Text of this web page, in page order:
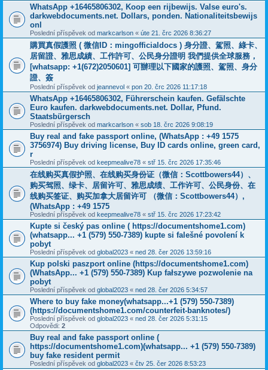
WhatsApp +16465806302, Koop een rijbewijs. Valse euro's.
darkwebdocuments.net. Dollars, ponden. Nationaliteitsbewijs
onl
Poslední příspěvek od markcarlson « úte 21. črc 2026 8:36:27
購買真假護照 ( 微信ID：mingofficialdocs ) 身分證、駕照、綠卡、
居留證、雅思成績、工作許可、公民身分證明 我們提供全球服務，
[whatsapp: +1(672)2050601] 可辦理以下國家的護照、駕照、身分
證、簽
Poslední příspěvek od jeannevol « pon 20. črc 2026 11:17:18
WhatsApp +16465806302, Führerschein kaufen. Gefälschte
Euro kaufen. darkwebdocuments.net. Dollar, Pfund.
Staatsbürgersch
Poslední příspěvek od markcarlson « sob 18. črc 2026 9:08:19
Buy real and fake passport online, (WhatsApp : +49 1575
3756974) Buy driving license, Buy ID cards online, green card,
r
Poslední příspěvek od keepmealive78 « stř 15. črc 2026 17:35:46
在线购买真假护照、在线购买身份证（微信：Scottbowers44）、
购买驾照、绿卡、居留许可、雅思成绩、工作许可、公民身份、在
线购买签证、购买加拿大居留许可 （微信：Scottbowers44）,
(WhatsApp : +49 1575
Poslední příspěvek od keepmealive78 « stř 15. črc 2026 17:23:42
Kupte si český pas online ( https://documentshome1.com)
(whatsapp... +1 (579) 550-7389) kupte si falešné povolení k
pobyt
Poslední příspěvek od global2023 « ned 28. čer 2026 13:59:16
Kup polski paszport online (https://documentshome1.com)
(WhatsApp... +1 (579) 550-7389) Kup fałszywe pozwolenie na
pobyt
Poslední příspěvek od global2023 « ned 28. čer 2026 5:34:57
Where to buy fake money(whatsapp...+1 (579) 550-7389)
‪(https://documentshome1.com/counterfeit-banknotes/)
Poslední příspěvek od global2023 « ned 28. čer 2026 5:31:15
Odpovědi: 2
Buy real and fake passport online (
https://documentshome1.com)(whatsapp... +1 (579) 550-7389)
buy fake resident permit
Poslední příspěvek od global2023 « čtv 25. čer 2026 8:53:23